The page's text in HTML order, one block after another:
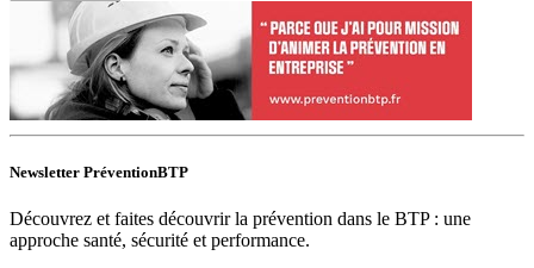
Newsletter PréventionBTP
Découvrez et faites découvrir la prévention dans le BTP : une
approche santé, sécurité et performance.